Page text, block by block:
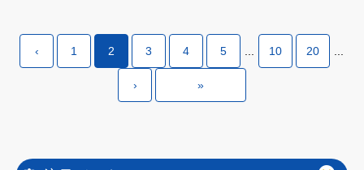
‹ 1 2 3 4 5 ... 10 20 ...
› »